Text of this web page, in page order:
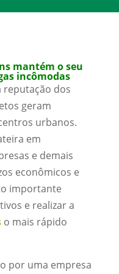
mantém o seu
incômodas
reputação dos
geram
urbanos.
em
e demais
econômicos e
importante
e realizar a
o mais rápido
por uma empresa